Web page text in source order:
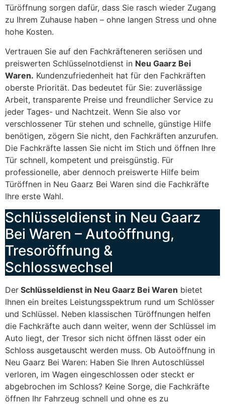
Türöffnung sorgen dafür, dass Sie rasch wieder Zugang
zu Ihrem Zuhause haben – ohne langen Stress und ohne
hohe Kosten.
Vertrauen Sie auf den Fachkräfteneren seriösen und
preiswerten Schlüsselnotdienst in Neu Gaarz Bei
Waren. Kundenzufriedenheit hat für den Fachkräften
oberste Priorität. Das bedeutet für Sie: zuverlässige
Arbeit, transparente Preise und freundlicher Service zu
jeder Tages- und Nachtzeit. Wenn Sie also vor
verschlossener Tür stehen und schnelle, günstige Hilfe
benötigen, zögern Sie nicht, den Fachkräften anzurufen.
Die Fachkräfte lassen Sie nicht im Stich und öffnen Ihre
Tür schnell, kompetent und preisgünstig. Für
professionelle, aber dennoch preiswerte Hilfe beim
Türöffnen in Neu Gaarz Bei Waren sind die Fachkräfte
Ihre erste Wahl.
Schlüsseldienst in Neu Gaarz
Bei Waren – Autoöffnung,
Tresoröffnung &
Schlosswechsel
Der Schlüsseldienst in Neu Gaarz Bei Waren bietet
Ihnen ein breites Leistungsspektrum rund um Schlösser
und Schlüssel. Neben klassischen Türöffnungen helfen
die Fachkräfte auch dann weiter, wenn der Schlüssel im
Auto liegt, der Tresor sich nicht öffnen lässt oder ein
Schloss ausgetauscht werden muss. Ob Autoöffnung in
Neu Gaarz Bei Waren: Haben Sie Ihren Autoschlüssel
verloren, im Wagen eingeschlossen oder steckt er
abgebrochen im Schloss? Keine Sorge, die Fachkräfte
öffnen Ihr Fahrzeug schnell und ohne es zu